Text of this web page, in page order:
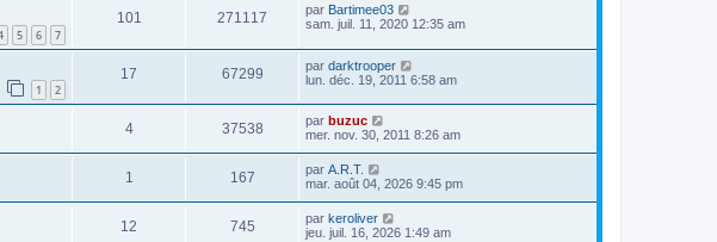
5 6 7
101 271117 par Bartimee03
sam. juil. 11, 2020 12:35 am
1 2
17 67299 par darktrooper
lun. déc. 19, 2011 6:58 am
4 37538 par buzuc
mer. nov. 30, 2011 8:26 am
1 167 par A.R.T.
mar. août 04, 2026 9:45 pm
12 745 par keroliver
jeu. juil. 16, 2026 1:49 am